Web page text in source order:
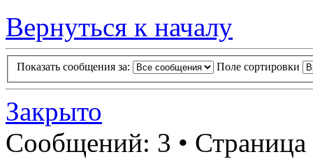
Вернуться к началу
Показать сообщения за: Поле сортировки
Закрыто
Сообщений: 3 • Страница